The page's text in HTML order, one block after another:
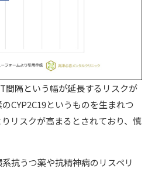
間隔という幅が延長するリスクが
CYP2C19というものを生まれつ
リスクが高まるとされており、慎
抗うつ薬や抗精神病のリスペリ